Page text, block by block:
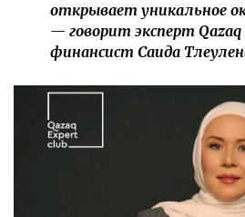
открывает уникальное
— говорит эксперт Qazaq
финансист Саида